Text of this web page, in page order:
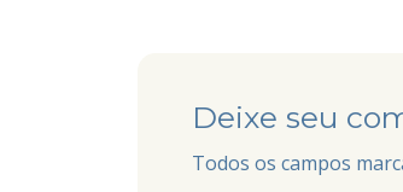
Deixe seu
Todos os campos